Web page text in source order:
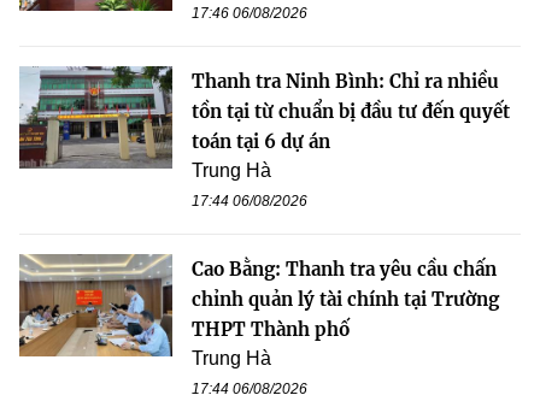
17:46 06/08/2026
Thanh tra Ninh Bình: Chỉ ra nhiều
tồn tại từ chuẩn bị đầu tư đến quyết
toán tại 6 dự án
Trung Hà
17:44 06/08/2026
Cao Bằng: Thanh tra yêu cầu chấn
chỉnh quản lý tài chính tại Trường
THPT Thành phố
Trung Hà
17:44 06/08/2026